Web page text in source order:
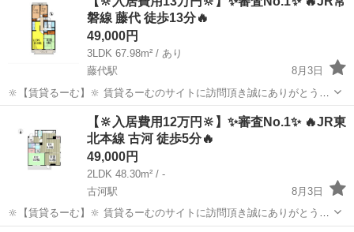
動しております。 ✨コンセプト✨ 1，お客様ご自身で...
磐線 藤代 徒歩13分🔥
49,000円
3LDK 67.98m² / あり
藤代駅
8月3日
🔆【賃貸るーむ】🔆 賃貸るーむのサイトに訪問頂き誠にありがとうご
ざいます🙇 当社では、どこよりも安く入居できる不動産屋を目指し 活
動しております。 ✨コンセプト✨ 1，お客様ご自身で...
藤代駅 一戸建て 物件
【🔆入居費用12万円🔆】✨審査No.1✨ 🔥JR東
北本線 古河 徒歩5分🔥
49,000円
2LDK 48.30m² / -
古河駅
8月3日
🔆【賃貸るーむ】🔆 賃貸るーむのサイトに訪問頂き誠にありがとうご
ざいます🙇 当社では、どこよりも安く入居できる不動産屋を目指し 活